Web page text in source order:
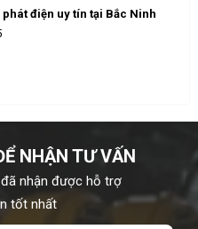
điện uy tín tại Bắc Ninh
NHẬN TƯ VẤN
nhận được hỗ trợ
tốt nhất